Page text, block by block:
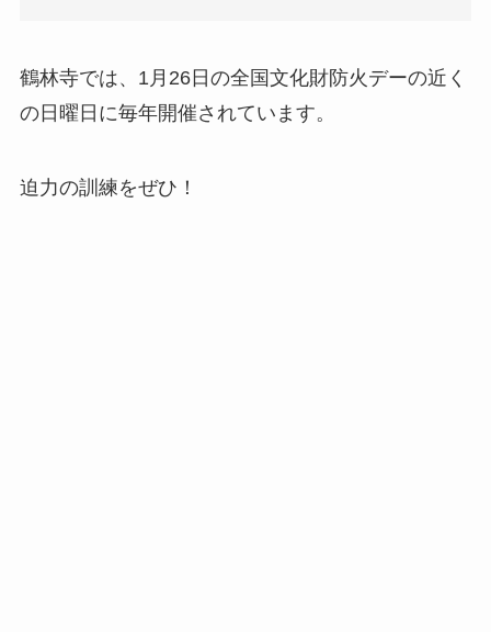
鶴林寺では、1月26日の全国文化財防火デーの近く
の日曜日に毎年開催されています。
迫力の訓練をぜひ！